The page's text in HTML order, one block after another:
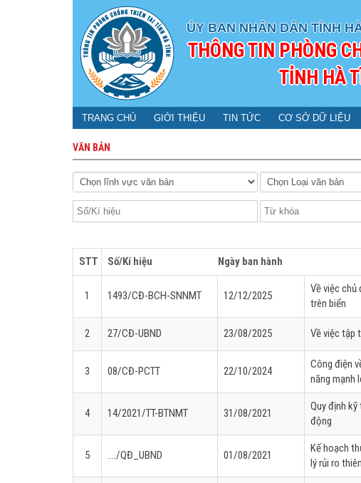
ỦY BAN NHÂN DÂN TỈNH
THÔNG TIN PHÒNG
TỈNH HÀ
TRANG CHỦ GIỚI THIỆU TIN TỨC CƠ SỞ DỮ LIỆU
VĂN BẢN
STT Số/Kí hiệu Ngày ban hành
1 1493/CĐ-BCH-SNNMT 12/12/2025
Về việc chủ
trên biển
2 27/CĐ-UBND 23/08/2025 Về việc tập
3 08/CĐ-PCTT 22/10/2024
Công điện
năng mạnh
4 14/2021/TT-BTNMT 31/08/2021
Quy định
động
5 ..../QĐ_UBND 01/08/2021
Kế hoạch
lý rủi ro